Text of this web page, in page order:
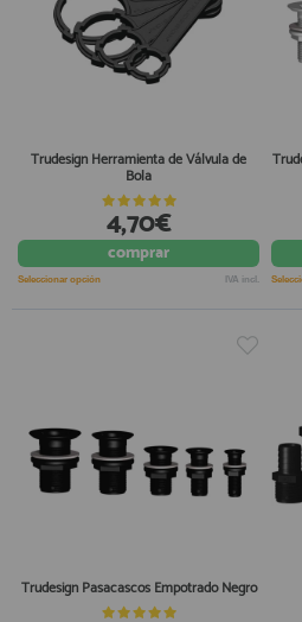
Trudesign Herramienta de Válvula de
Bola
4,70€
comprar
Seleccionar opción IVA incl.
Trudesign Pasacascos Empotrado Negro